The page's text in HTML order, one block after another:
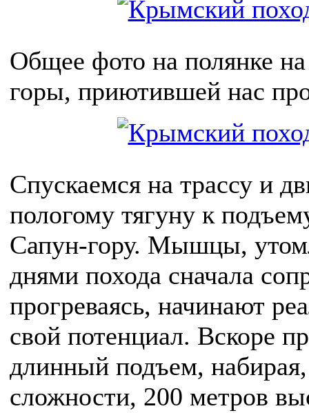
Общее фото на полянке
горы, приютившей нас
Спускаемся на трассу и
пологому тягуну к
Сапун-гору. Мышцы,
днями похода сначала
прогреваясь, начинают
свой потенциал. Вскоре
длинный подъем,
сложности, 200 метров